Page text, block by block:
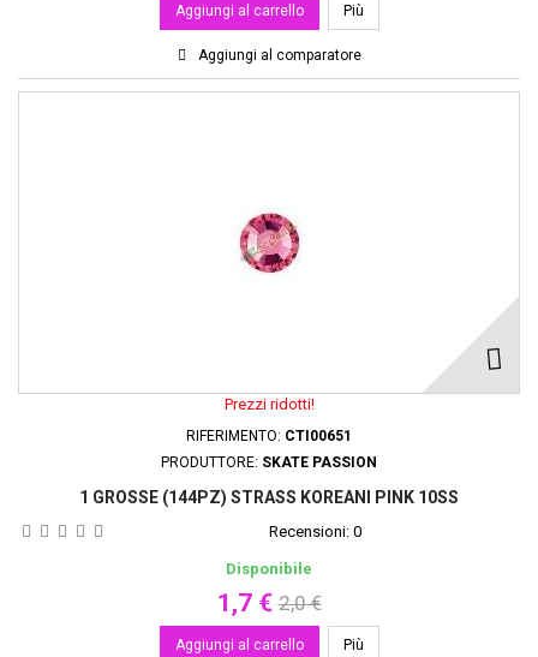
Aggiungi al carrello Più
Aggiungi al comparatore
Prezzi ridotti!
RIFERIMENTO: CTI00651
PRODUTTORE: SKATE PASSION
1 GROSSE (144PZ) STRASS KOREANI PINK 10SS
Recensioni: 0
Disponibile
1,7 € 2,0 €
Aggiungi al carrello Più